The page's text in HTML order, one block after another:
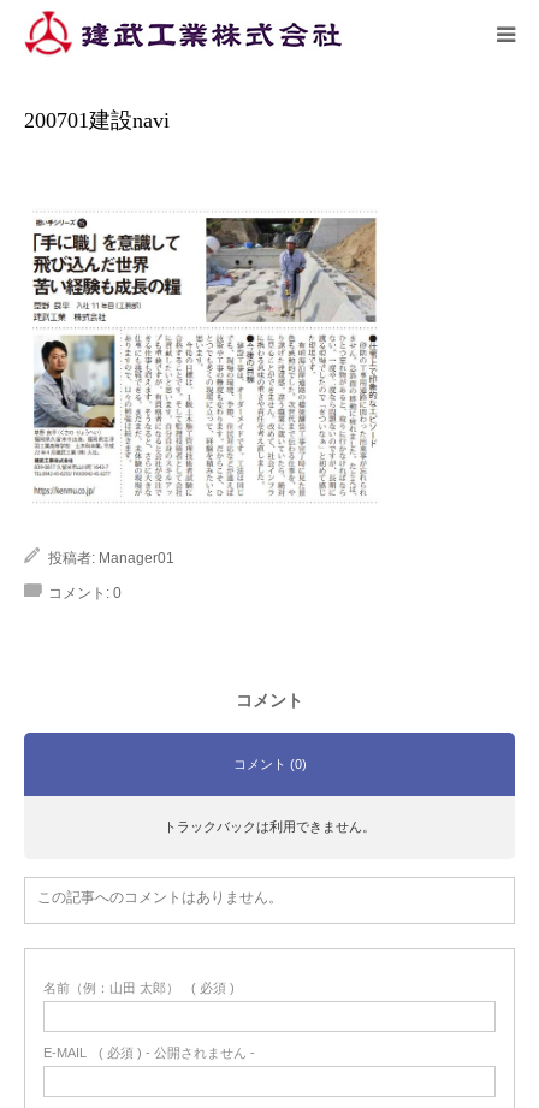
施工実績 200701建設navi
200701建設navi
投稿者: Manager01
コメント: 0
コメント
コメント (0)
トラックバックは利用できません。
この記事へのコメントはありません。
名前（例：山田 太郎） ( 必須 )
E-MAIL ( 必須 ) - 公開されません -
企業情報
施工実績
リクルート
アクセス